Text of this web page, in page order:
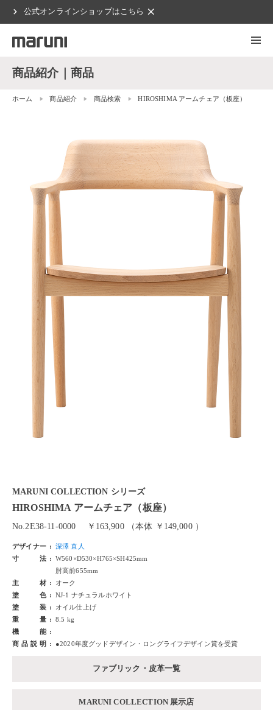
chevron_right 公式オンラインショップはこちら clear
商品紹介｜商品
ホーム 商品紹介 商品検索 HIROSHIMA アームチェア（板座）
MARUNI COLLECTION シリーズ
HIROSHIMA アームチェア（板座）
No.2E38-11-0000 ￥163,900 （本体 ￥149,000 ）
デザイナー
深澤 直人
寸法
W560×D530×H765×SH425mm
肘高前655mm
主材
オーク
塗色
NJ-1 ナチュラルホワイト
塗装
オイル仕上げ
重量
8.5 kg
機能
商品説明
●2020年度グッドデザイン・ロングライフデザイン賞を受賞
ファブリック・皮革一覧
MARUNI COLLECTION 展示店